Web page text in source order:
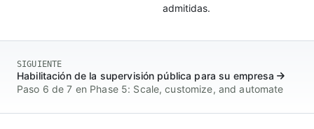
admitidas.
SIGUIENTE
Habilitación de la supervisión pública para su empresa
Paso 6 de 7 en Phase 5: Scale, customize, and automate